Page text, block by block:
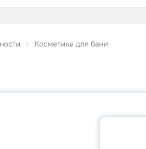
Косметика для бани